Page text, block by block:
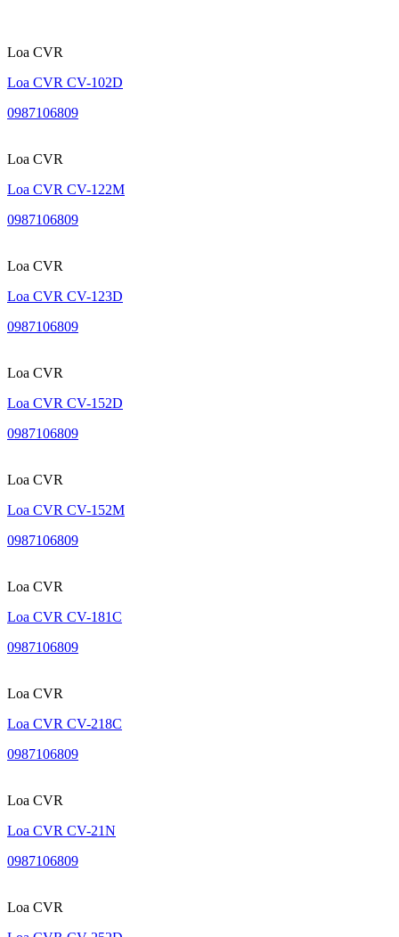
Loa CVR
Loa CVR CV-102D
0987106809
Loa CVR
Loa CVR CV-122M
0987106809
Loa CVR
Loa CVR CV-123D
0987106809
Loa CVR
Loa CVR CV-152D
0987106809
Loa CVR
Loa CVR CV-152M
0987106809
Loa CVR
Loa CVR CV-181C
0987106809
Loa CVR
Loa CVR CV-218C
0987106809
Loa CVR
Loa CVR CV-21N
0987106809
Loa CVR